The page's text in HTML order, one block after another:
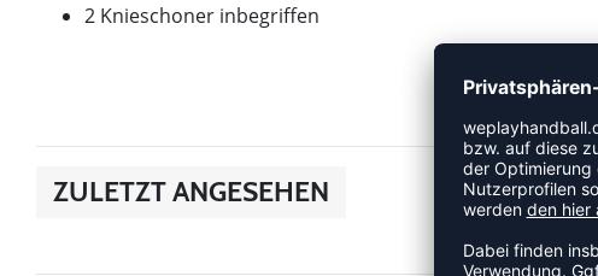
2 Knieschoner inbegriffen
ZULETZT ANGESEHEN